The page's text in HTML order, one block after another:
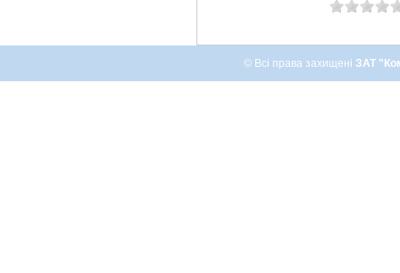
© Всі права захищені ЗАТ